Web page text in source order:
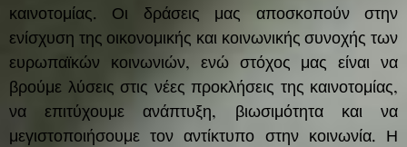
καινοτομίας. Οι δράσεις μας αποσκοπούν στην
ενίσχυση της οικονομικής και κοινωνικής συνοχής των
ευρωπαϊκών κοινωνιών, ενώ στόχος μας είναι να
βρούμε λύσεις στις νέες προκλήσεις της καινοτομίας,
να επιτύχουμε ανάπτυξη, βιωσιμότητα και να
μεγιστοποιήσουμε τον αντίκτυπο στην κοινωνία. Η